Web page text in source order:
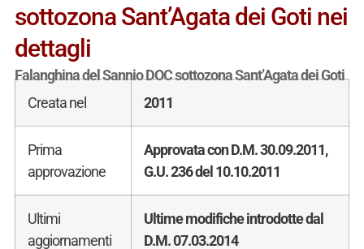
sottozona Sant’Agata dei Goti nei
dettagli
Falanghina del Sannio DOC sottozona Sant’Agata dei Goti
Creata nel
2011
Prima
approvazione
Approvata con D.M. 30.09.2011,
G.U. 236 del 10.10.2011
Ultimi
aggiornamenti
Ultime modifiche introdotte dal
D.M. 07.03.2014